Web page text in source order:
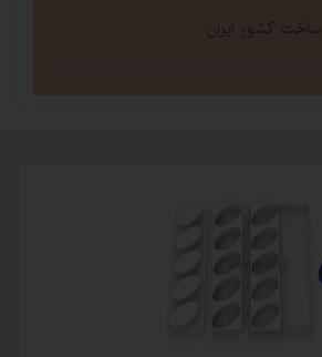
ساخت کشور ایران